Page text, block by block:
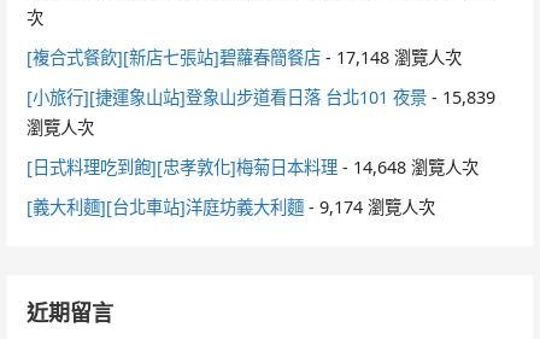
次
[複合式餐飲][新店七張站]碧蘿春簡餐店 - 17,148 瀏覽人次
[小旅行][捷運象山站]登象山步道看日落 台北101 夜景 - 15,839
瀏覽人次
[日式料理吃到飽][忠孝敦化]梅菊日本料理 - 14,648 瀏覽人次
[義大利麵][台北車站]洋庭坊義大利麵 - 9,174 瀏覽人次
近期留言